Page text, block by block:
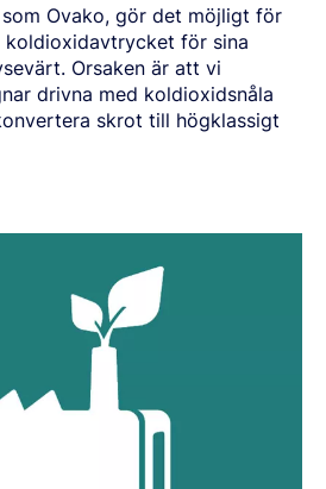
Ovako, gör det möjligt för
koldioxidavtrycket för sina
Orsaken är att vi
drivna med koldioxidsnåla
skrot till högklassigt